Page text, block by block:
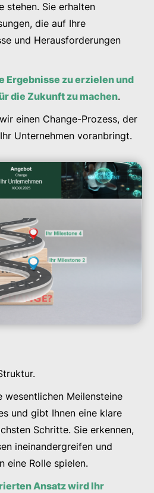
stehen. Sie erhalten
die auf Ihre
und Herausforderungen
Ergebnisse zu erzielen und
die Zukunft zu machen.
einen Change-Prozess, der
Unternehmen voranbringt.
wesentlichen Meilensteine
und gibt Ihnen eine klare
Schritte. Sie erkennen,
ineinandergreifen und
eine Rolle spielen.
Ansatz wird Ihr